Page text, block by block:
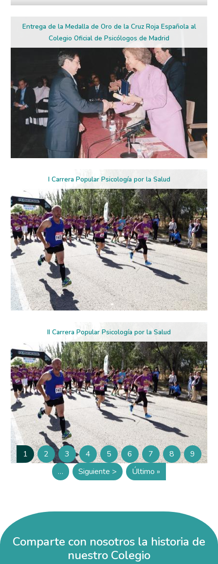
Entrega de la Medalla de Oro de la Cruz Roja Española al
Colegio Oficial de Psicólogos de Madrid
I Carrera Popular Psicología por la Salud
II Carrera Popular Psicología por la Salud
Paginación
Página
1 Página
2 Página
3 Página
4 Página
5 Página
6 Página
7 Página
8 Página
9
…
Siguiente página
Siguiente > Última página
Último »
Comparte con nosotros la historia de
nuestro Colegio